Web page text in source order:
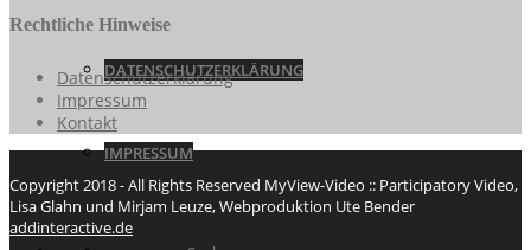
DATENSCHUTZERKLÄRUNG
IMPRESSUM
Rechtliche Hinweise
Datenschutzerklärung
Impressum
Kontakt
Copyright 2018 - All Rights Reserved MyView-Video :: Participatory Video,
Lisa Glahn und Mirjam Leuze, Webproduktion Ute Bender
addinteractive.de